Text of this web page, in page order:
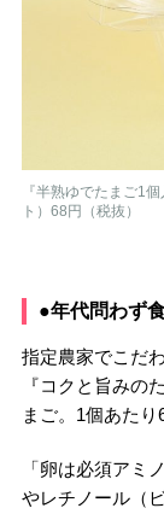
『半熟ゆでたまご1
ト）68円（税抜）
●年代問わず
指定農家でこだ
『コクと旨みの
まご。1個あたり
「卵は必須アミ
やレチノール（